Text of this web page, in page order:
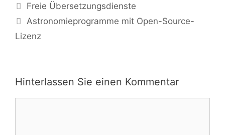
Freie Übersetzungsdienste
Astronomieprogramme mit Open-Source-
Lizenz
Hinterlassen Sie einen Kommentar